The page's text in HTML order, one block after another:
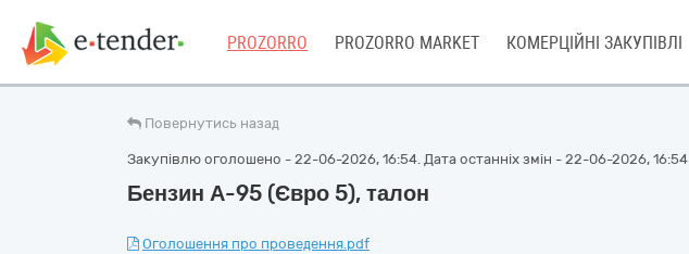
PROZORRO PROZORRO MARKET КОМЕРЦІЙНІ ЗАКУПІВЛІ
Повернутись назад
Закупівлю оголошено - 22-06-2026, 16:54. Дата останніх змін - 22-06-2026, 16:54
Бензин А-95 (Євро 5), талон
Оголошення про проведення.pdf